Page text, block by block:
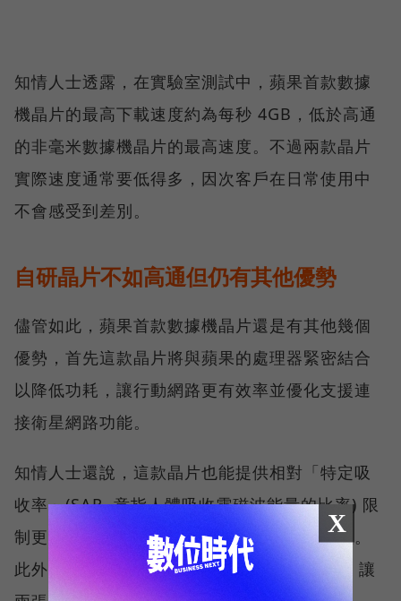
知情人士透露，在實驗室測試中，蘋果首款數據
機晶片的最高下載速度約為每秒 4GB，低於高通
的非毫米數據機晶片的最高速度。不過兩款晶片
實際速度通常要低得多，因次客戶在日常使用中
不會感受到差別。
自研晶片不如高通但仍有其他優勢
儘管如此，蘋果首款數據機晶片還是有其他幾個
優勢，首先這款晶片將與蘋果的處理器緊密結合
以降低功耗，讓行動網路更有效率並優化支援連
接衛星網路功能。
知情人士還說，這款晶片也能提供相對「特定吸
收率」(SAR, 意指人體吸收電磁波能量的比率) 限
制更好的性能，因為會透過主處理器智慧管理。
此外，蘋果還計劃支援「雙卡雙待」(DSDS)，讓
X